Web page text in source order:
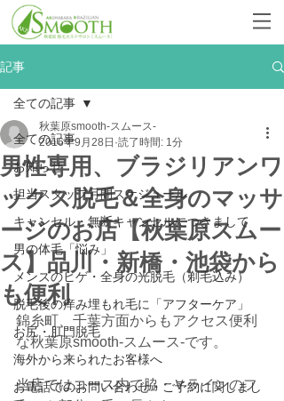
記事
全ての記事
お知らせ
担当スタッフ月間スケジュール
キャンセル・無断キャンセルにつきまして
男の体毛「悩み」
メンズのヒゲ・全身の光脱毛（剃毛込み）
脱毛後の痒み埋もれ毛に「アフターケア」
お尻・肛門脱毛
海外から来られたお客様へ
お電話でのお問い合わせ・ご予約に関しまし
全ての記事
男性専用、ブラジリアンワ
ックス脱毛＆全身のマッサ
ージのお店【秋葉原スムー
ス】品川・新橋・池袋から
も便利
秋葉原smooth-スムース-
2016年9月28日 読了時間: 1分
錦糸町、千葉方面からもアクセス便利
な秋葉原smooth-スムース-です。
当店ではコース内で脇・Ｖラインのフ